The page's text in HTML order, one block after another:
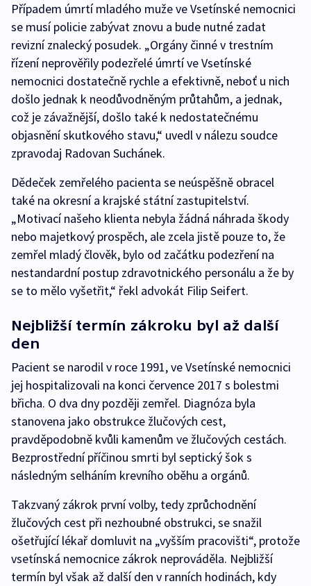
Případem úmrtí mladého muže ve Vsetínské nemocnici
se musí policie zabývat znovu a bude nutné zadat
revizní znalecký posudek. „Orgány činné v trestním
řízení neprověřily podezřelé úmrtí ve Vsetínské
nemocnici dostatečně rychle a efektivně, neboť u nich
došlo jednak k neodůvodněným průtahům, a jednak,
což je závažnější, došlo také k nedostatečnému
objasnění skutkového stavu,“ uvedl v nálezu soudce
zpravodaj Radovan Suchánek.
Dědeček zemřelého pacienta se neúspěšně obracel
také na okresní a krajské státní zastupitelství.
„Motivací našeho klienta nebyla žádná náhrada škody
nebo majetkový prospěch, ale zcela jistě pouze to, že
zemřel mladý člověk, bylo od začátku podezření na
nestandardní postup zdravotnického personálu a že by
se to mělo vyšetřit,“ řekl advokát Filip Seifert.
Nejbližší termín zákroku byl až další
den
Pacient se narodil v roce 1991, ve Vsetínské nemocnici
jej hospitalizovali na konci července 2017 s bolestmi
břicha. O dva dny později zemřel. Diagnóza byla
stanovena jako obstrukce žlučových cest,
pravděpodobně kvůli kamenům ve žlučových cestách.
Bezprostřední příčinou smrti byl septický šok s
následným selháním krevního oběhu a orgánů.
Takzvaný zákrok první volby, tedy zprůchodnění
žlučových cest při nezhoubné obstrukci, se snažil
ošetřující lékař domluvit na „vyšším pracovišti“, protože
vsetínská nemocnice zákrok neprováděla. Nejbližší
termín byl však až další den v ranních hodinách, kdy